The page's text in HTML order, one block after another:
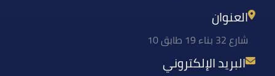
العنوان
شارع 32 بناء 19 طابق 10
البريد الإلكتروني